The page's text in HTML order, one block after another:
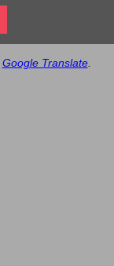
Google Translate.